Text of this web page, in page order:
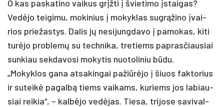
O kas pa­ska­ti­no vai­kus grįžti į švie­ti­mo įstai­gas?
Vedė­jo tei­gi­mu, mo­ki­nius į mo­kyk­las su­grąži­no įvai­
rios prie­žas­tys. Da­lis jų ne­si­jung­da­vo į pa­mo­kas, ki­ti
turė­jo pro­blemų su tech­ni­ka, tre­tiems pa­pras­čiau­siai
sun­kiau sek­da­vo­si mo­ky­tis nuo­to­li­niu būdu.
„Mo­kyk­los ga­na at­sa­kin­gai pa­žiūrė­jo į šiuos fak­to­rius
ir su­teikė pa­galbą tiems vai­kams, ku­riems jos la­biau­
siai rei­kia“, – kalbė­jo vedė­jas. Tie­sa, tri­jo­se sa­vi­val­